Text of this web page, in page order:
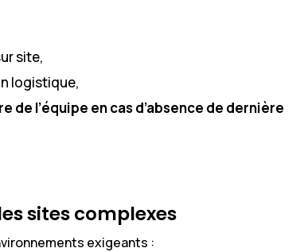
site,
logistique,
de l’équipe en cas d’absence de dernière
sites complexes
exigeants :